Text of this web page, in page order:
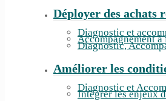
Déployer des achats
Diagnostic et
Accompagnement à
Diagnostic,
Améliorer les
Diagnostic et
Intégrer les enjeux